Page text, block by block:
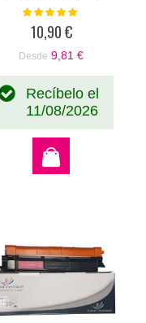
Valoración:
10,90 €
Desde 9,81 €
Recíbelo el
11/08/2026